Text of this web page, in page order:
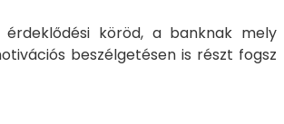
köröd, a banknak mely
beszélgetésen is részt fogsz